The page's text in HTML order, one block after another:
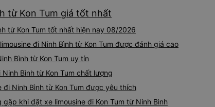
từ Kon Tum giá tốt nhất
từ Kon Tum tốt nhất hiện nay 08/2026
đi Ninh Bình từ Kon Tum được đánh giá cao
Bình từ Kon Tum uy tín
Bình từ Kon Tum chất lượng
Ninh Bình từ Kon Tum được yêu thích
khi đặt xe limousine đi Kon Tum từ Ninh Bình